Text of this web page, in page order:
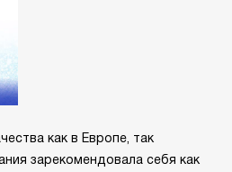
как в Европе, так
зарекомендовала себя как